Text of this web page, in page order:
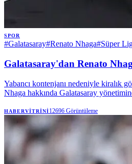
SPOR
#Galatasaray#Renato Nhaga#Süper
Galatasaray'dan Renato
Yabancı kontenjanı nedeniyle kiralık
Nhaga hakkında Galatasaray
HABERVITRINI12696 Görüntüleme